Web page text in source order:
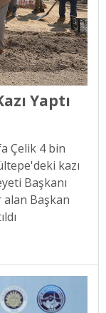
Yaptı
Çelik 4 bin
kazı
Başkanı
Başkan